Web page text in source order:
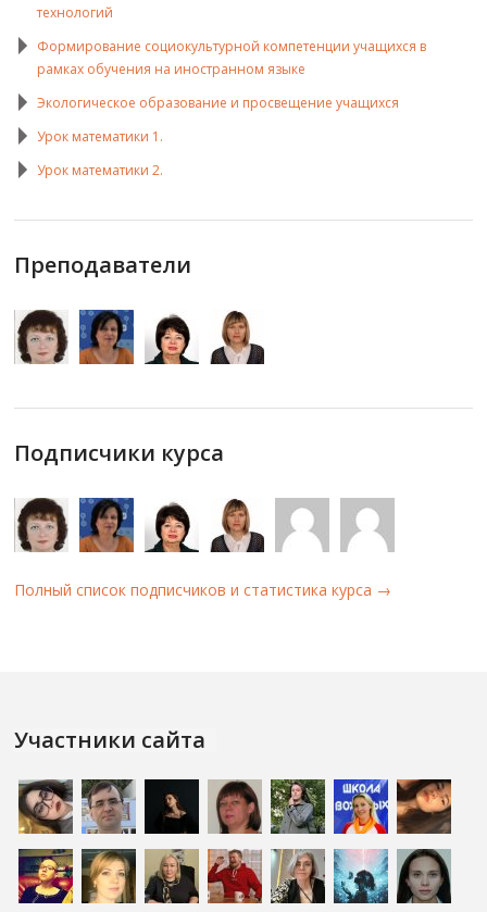
технологий
Формирование социокультурной компетенции учащихся в
рамках обучения на иностранном языке
Экологическое образование и просвещение учащихся
Урок математики 1.
Урок математики 2.
Преподаватели
Подписчики курса
Полный список подписчиков и статистика курса →
Участники сайта